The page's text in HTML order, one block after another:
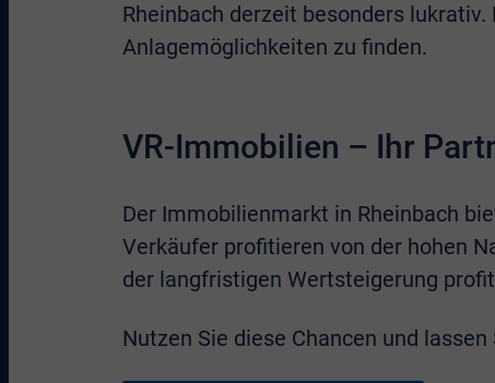
Rheinbach derzeit besonders lukrativ.
Anlagemöglichkeiten zu finden.
VR-Immobilien – Ihr
Der Immobilienmarkt in Rheinbach
Verkäufer profitieren von der hohen
der langfristigen Wertsteigerung
Nutzen Sie diese Chancen und